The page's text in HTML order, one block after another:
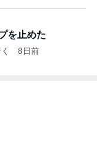
を止めた
8日前